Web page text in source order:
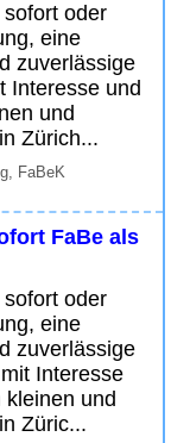
oder
eine
zuverlässige
Interesse und
und
Zürich...
FaBeK
FaBe als
oder
eine
zuverlässige
Interesse
und
Züric...